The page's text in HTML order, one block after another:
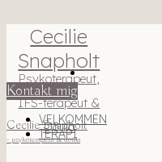
Cecilie
Snapholt
Psykoterapeut,
IFS-terapeut &
Doula
Kontakt mig
Cecilie Snapholt
- psykoterapeut & doula
VELKOMMEN
TERAPI